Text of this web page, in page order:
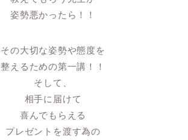
姿勢悪かったら！！
その大切な姿勢や態度を
整えるための第一講！！
そして、
相手に届けて
喜んでもらえる
プレゼントを渡す為の